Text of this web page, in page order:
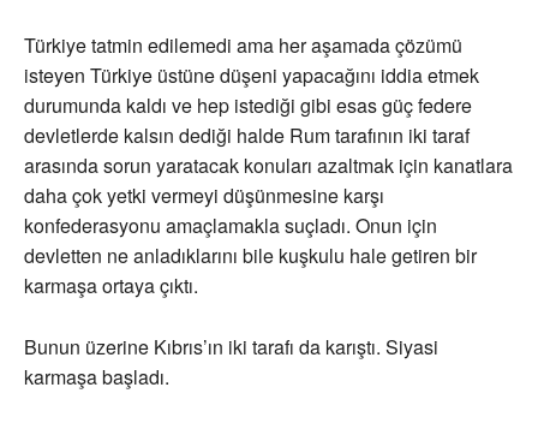
Türkiye tatmin edilemedi ama her aşamada çözümü
isteyen Türkiye üstüne düşeni yapacağını iddia etmek
durumunda kaldı ve hep istediği gibi esas güç federe
devletlerde kalsın dediği halde Rum tarafının iki taraf
arasında sorun yaratacak konuları azaltmak için kanatlara
daha çok yetki vermeyi düşünmesine karşı
konfederasyonu amaçlamakla suçladı. Onun için
devletten ne anladıklarını bile kuşkulu hale getiren bir
karmaşa ortaya çıktı.
Bunun üzerine Kıbrıs’ın iki tarafı da karıştı. Siyasi
karmaşa başladı.